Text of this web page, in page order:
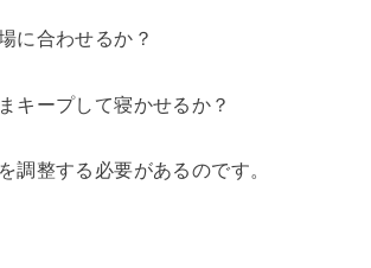
に合わせるか？
キープして寝かせるか？
調整する必要があるのです。